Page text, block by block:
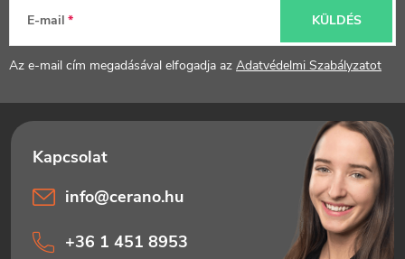
m
e
é
E-mail
Az e-mail cím megadásával elfogadja az Adatvédelmi Szabályzatot
KÜLDÉS
info@cerano.hu
+36 1 451 8953